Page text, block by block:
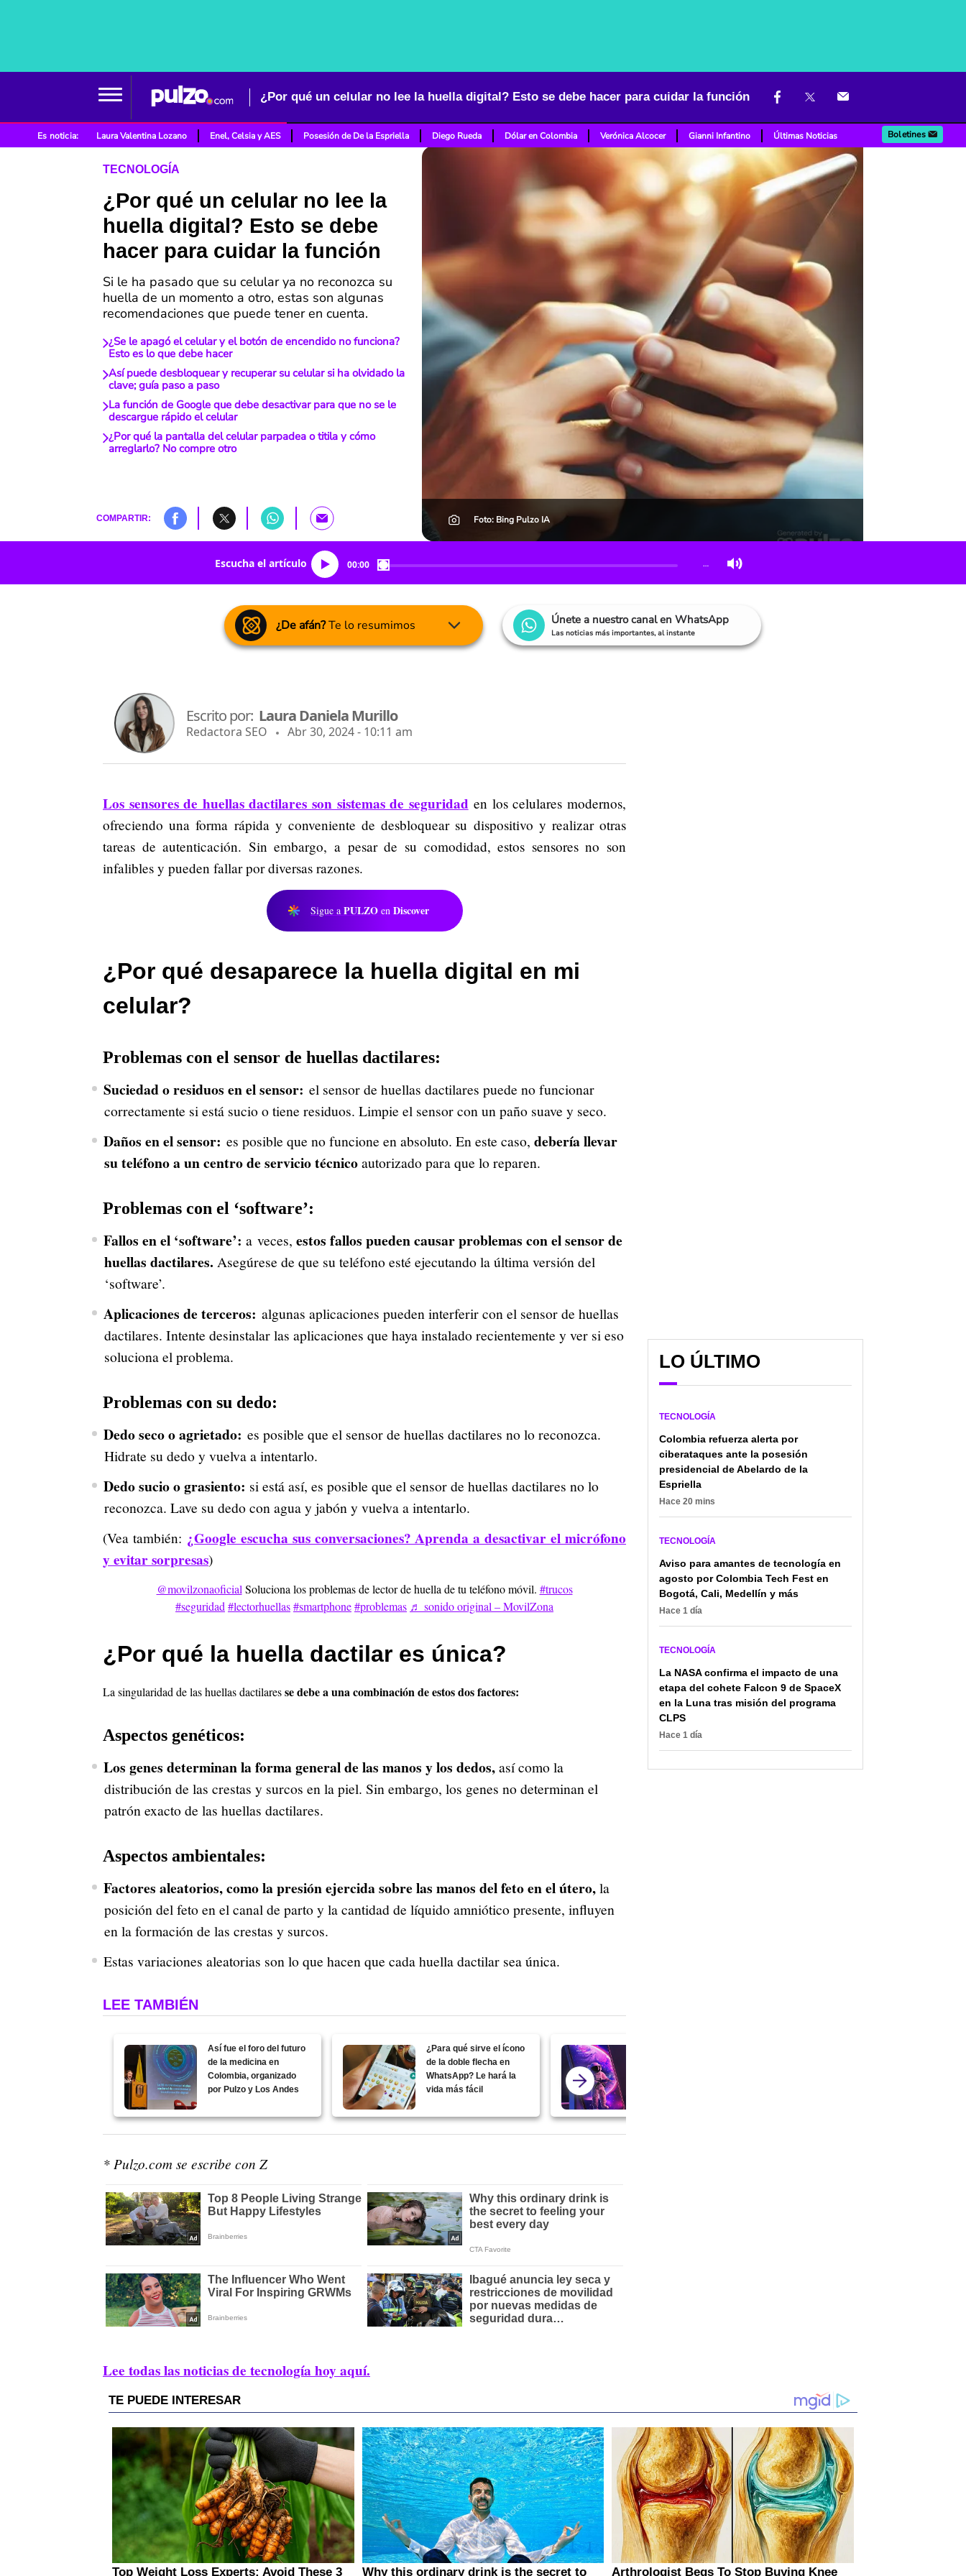
¿Por qué un celular no lee la huella digital? Esto se debe hacer para cuidar la función
Es noticia: Laura Valentina Lozano Enel, Celsia y AES Posesión de De la Espriella Diego Rueda Dólar en Colombia Verónica Alcocer Gianni Infantino Últimas Noticias Boletines
TECNOLOGÍA
¿Por qué un celular no lee la
huella digital? Esto se debe
hacer para cuidar la función
Si le ha pasado que su celular ya no reconozca su
huella de un momento a otro, estas son algunas
recomendaciones que puede tener en cuenta.
¿Se le apagó el celular y el botón de encendido no funciona?
Esto es lo que debe hacer
Así puede desbloquear y recuperar su celular si ha olvidado la
clave; guía paso a paso
La función de Google que debe desactivar para que no se le
descargue rápido el celular
¿Por qué la pantalla del celular parpadea o titila y cómo
arreglarlo? No compre otro
COMPARTIR: Foto: Bing Pulzo IA
Escucha el artículo 00:00 …
¿De afán?Te lo resumimos Únete a nuestro canal en WhatsApp
Las noticias más importantes, al instante
Escrito por: Laura Daniela Murillo
Redactora SEO Abr 30, 2024 - 10:11 am
Los sensores de huellas dactilares son sistemas de seguridad en los celulares modernos,
ofreciendo una forma rápida y conveniente de desbloquear su dispositivo y realizar otras
tareas de autenticación. Sin embargo, a pesar de su comodidad, estos sensores no son
infalibles y pueden fallar por diversas razones.
Sigue a PULZO en Discover
¿Por qué desaparece la huella digital en mi
celular?
Problemas con el sensor de huellas dactilares:
Suciedad o residuos en el sensor: el sensor de huellas dactilares puede no funcionar
correctamente si está sucio o tiene residuos. Limpie el sensor con un paño suave y seco.
Daños en el sensor: es posible que no funcione en absoluto. En este caso, debería llevar
su teléfono a un centro de servicio técnicoautorizado para que lo reparen.
Problemas con el ‘software’:
Fallos en el ‘software’: a veces, estos fallos pueden causar problemas con el sensor de
huellas dactilares. Asegúrese de que su teléfono esté ejecutando la última versión del
‘software’.
Aplicaciones de terceros: algunas aplicaciones pueden interferir con el sensor de huellas
dactilares. Intente desinstalar las aplicaciones que haya instalado recientemente y ver si eso
soluciona el problema.
Problemas con su dedo:
Dedo seco o agrietado: es posible que el sensor de huellas dactilares no lo reconozca.
Hidrate su dedo y vuelva a intentarlo.
Dedo sucio o grasiento: si está así, es posible que el sensor de huellas dactilares no lo
reconozca. Lave su dedo con agua y jabón y vuelva a intentarlo.
(Vea también: ¿Google escucha sus conversaciones? Aprenda a desactivar el micrófono
y evitar sorpresas)
@movilzonaoficial Soluciona los problemas de lector de huella de tu teléfono móvil. #trucos
#seguridad #lectorhuellas#smartphone#problemas ♬ sonido original – MovilZona
¿Por qué la huella dactilar es única?
La singularidad de las huellas dactilaresse debe a una combinación de estos dos factores:
Aspectos genéticos:
Los genes determinan la forma general de las manos y los dedos,así como la
distribución de las crestas y surcos en la piel. Sin embargo, los genes no determinan el
patrón exacto de las huellas dactilares.
Aspectos ambientales:
Factores aleatorios, como la presión ejercida sobre las manos del feto en el útero,la
posición del feto en el canal de parto y la cantidad de líquido amniótico presente, influyen
en la formación de las crestas y surcos.
Estas variaciones aleatorias son lo que hacen que cada huella dactilar sea única.
LEE TAMBIÉN
Así fue el foro del futuro
de la medicina en
Colombia, organizado
por Pulzo y Los Andes
¿Para qué sirve el ícono
de la doble flecha en
WhatsApp? Le hará la
vida más fácil
* Pulzo.com se escribe con Z
Lee todas las noticias de tecnología hoy aquí.
LO ÚLTIMO
TECNOLOGÍA
Colombia refuerza alerta por
ciberataques ante la posesión
presidencial de Abelardo de la
Espriella
Hace 20 mins
TECNOLOGÍA
Aviso para amantes de tecnología en
agosto por Colombia Tech Fest en
Bogotá, Cali, Medellín y más
Hace 1 día
TECNOLOGÍA
La NASA confirma el impacto de una
etapa del cohete Falcon 9 de SpaceX
en la Luna tras misión del programa
CLPS
Hace 1 día